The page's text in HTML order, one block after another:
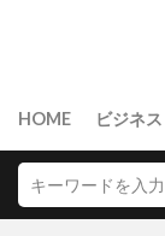
HOME ビジネス